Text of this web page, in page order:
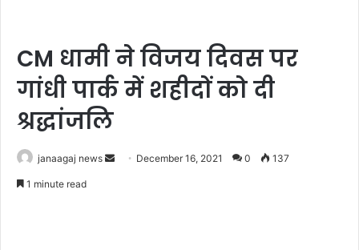
CM धामी ने विजय दिवस पर
गांधी पार्क में शहीदों को दी
श्रद्धांजलि
janaagaj news
Send December 16, 2021 0 137
1 minute read